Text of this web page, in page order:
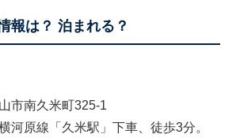
報は？ 泊まれる？
市南久米町325-1
河原線「久米駅」下車、徒歩3分。